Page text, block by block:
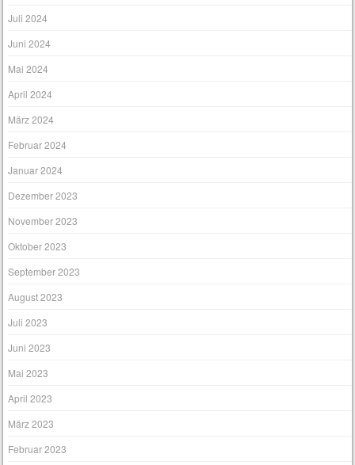
Juli 2024
Juni 2024
Mai 2024
April 2024
März 2024
Februar 2024
Januar 2024
Dezember 2023
November 2023
Oktober 2023
September 2023
August 2023
Juli 2023
Juni 2023
Mai 2023
April 2023
März 2023
Februar 2023